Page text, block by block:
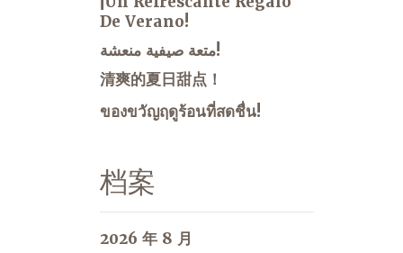
De Verano!
متعة صيفية منعشة!
清爽的夏日甜点！
ของขวัญฤดูร้อนที่สดชื่น!
档案
2026 年 8 月